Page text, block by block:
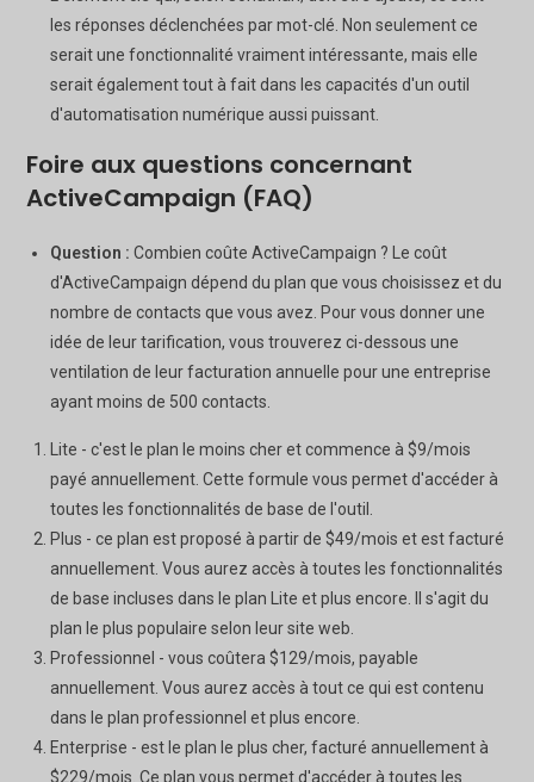
les réponses déclenchées par mot-clé. Non seulement ce
serait une fonctionnalité vraiment intéressante, mais elle
serait également tout à fait dans les capacités d'un outil
d'automatisation numérique aussi puissant.
Foire aux questions concernant
ActiveCampaign (FAQ)
Question : Combien coûte ActiveCampaign ? Le coût
d'ActiveCampaign dépend du plan que vous choisissez et du
nombre de contacts que vous avez. Pour vous donner une
idée de leur tarification, vous trouverez ci-dessous une
ventilation de leur facturation annuelle pour une entreprise
ayant moins de 500 contacts.
Lite - c'est le plan le moins cher et commence à $9/mois
payé annuellement. Cette formule vous permet d'accéder à
toutes les fonctionnalités de base de l'outil.
Plus - ce plan est proposé à partir de $49/mois et est facturé
annuellement. Vous aurez accès à toutes les fonctionnalités
de base incluses dans le plan Lite et plus encore. Il s'agit du
plan le plus populaire selon leur site web.
Professionnel - vous coûtera $129/mois, payable
annuellement. Vous aurez accès à tout ce qui est contenu
dans le plan professionnel et plus encore.
Enterprise - est le plan le plus cher, facturé annuellement à
$229/mois. Ce plan vous permet d'accéder à toutes les